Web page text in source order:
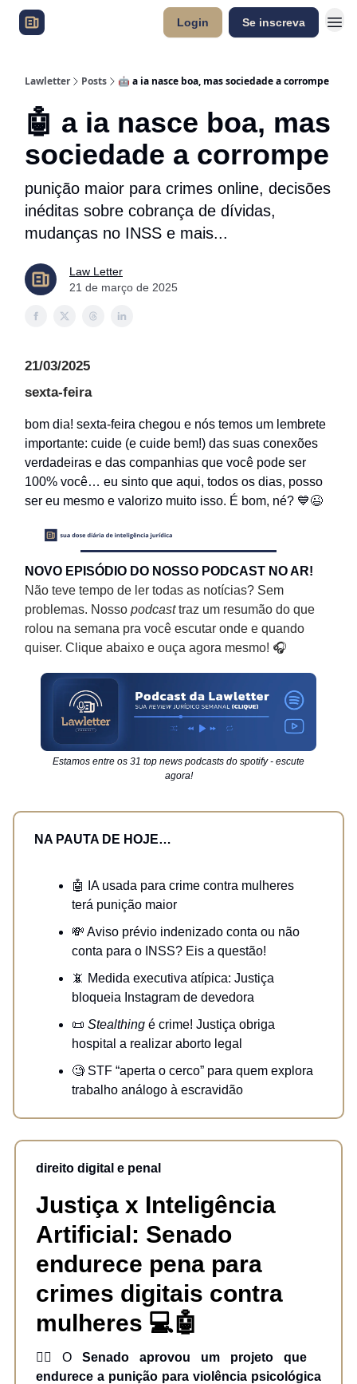
Login Se inscreva
Lawletter Posts 🤖 a ia nasce boa, mas sociedade a corrompe
🤖 a ia nasce boa, mas
sociedade a corrompe
punição maior para crimes online, decisões
inéditas sobre cobrança de dívidas,
mudanças no INSS e mais...
Law Letter
21 de março de 2025
21/03/2025
sexta-feira
bom dia! sexta-feira chegou e nós temos um lembrete
importante: cuide (e cuide bem!) das suas conexões
verdadeiras e das companhias que você pode ser
100% você… eu sinto que aqui, todos os dias, posso
ser eu mesmo e valorizo muito isso. É bom, né? 💙😉
NOVO EPISÓDIO DO NOSSO PODCAST NO AR!
Não teve tempo de ler todas as notícias? Sem
problemas. Nosso podcasttraz um resumão do que
rolou na semana pra você escutar onde e quando
quiser. Clique abaixo e ouça agora mesmo! 🎧
Estamos entre os 31 top news podcasts do spotify - escute
agora!
NA PAUTA DE HOJE…
🤖 IA usada para crime contra mulheres
terá punição maior
💸 Aviso prévio indenizado conta ou não
conta para o INSS? Eis a questão!
📵 Medida executiva atípica: Justiça
bloqueia Instagram de devedora
📜 Stealthing é crime! Justiça obriga
hospital a realizar aborto legal
🧐 STF “aperta o cerco” para quem explora
trabalho análogo à escravidão
direito digital e penal
Justiça x Inteligência
Artificial: Senado
endurece pena para
crimes digitais contra
mulheres 💻🤖
⛓️‍💥 O Senado aprovou um projeto que
endurece a punição para violência psicológica